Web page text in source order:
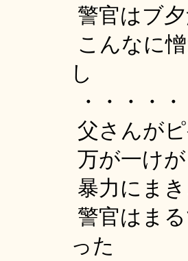
警官はブ
こんなに
し
・・・・・
父さんが
万が一け
暴力にま
警官はま
った